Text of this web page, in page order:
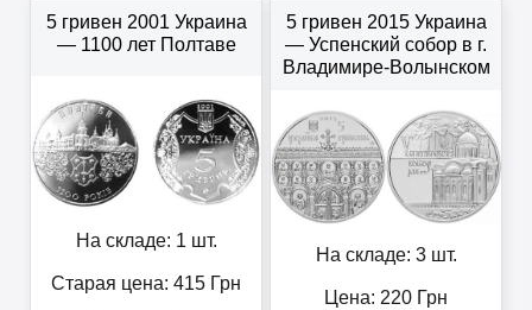
5 гривен 2001 Украина
— 1100 лет Полтаве
На складе: 1 шт.
Старая цена: 415 Грн
5 гривен 2015 Украина
— Успенский собор в г.
Владимире-Волынском
На складе: 3 шт.
Цена: 220 Грн